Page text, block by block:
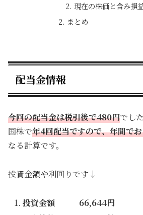
現在の株価と含み損
まとめ
配当金情報
今回の配当金は税引後で480円でし
国株で年4回配当ですので、年間で
なる計算です。
投資金額や利回りです↓
投資金額 66,644円